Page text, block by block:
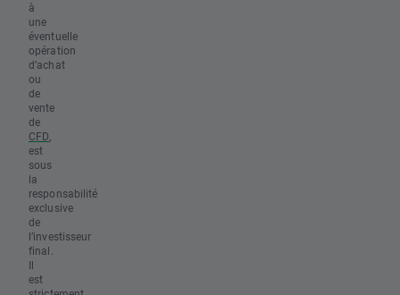
à
une
éventuelle
opération
d’achat
ou
de
vente
de
CFD,
est
sous
la
responsabilité
exclusive
de
l’investisseur
final.
Il
est